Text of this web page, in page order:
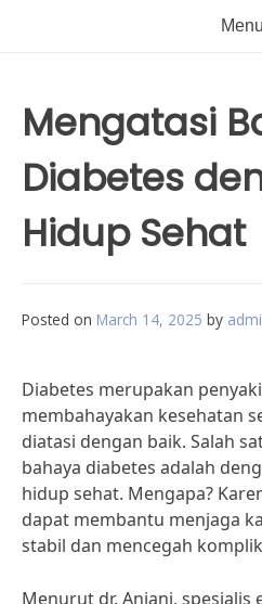
Menu
Mengatasi
Diabetes
Hidup Sehat
Posted on March 14, 2025 by
Diabetes merupakan
membahayakan kesehatan
diatasi dengan baik. Salah
bahaya diabetes adalah
hidup sehat. Mengapa?
dapat membantu menjaga
stabil dan mencegah
Menurut dr. Anjani,